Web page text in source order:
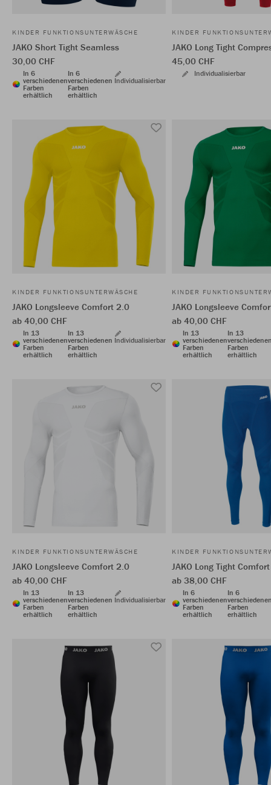
KINDER FUNKTIONSUNTERWÄSCHE
JAKO Short Tight Seamless
30,00 CHF
In 6
verschiedenen
Farben
erhältlich
In 6
verschiedenen
Farben
erhältlich
Individualisierbar
KINDER
JAKO Long Tight
45,00 CHF
Individualisierbar
KINDER FUNKTIONSUNTERWÄSCHE
JAKO Longsleeve Comfort 2.0
ab 40,00 CHF
In 13
verschiedenen
Farben
erhältlich
In 13
verschiedenen
Farben
erhältlich
Individualisierbar
KINDER
JAKO Longsleeve
ab 40,00 CHF
In 13
verschiedenen
Farben
erhältlich
In 13
Farben
erhältlich
KINDER FUNKTIONSUNTERWÄSCHE
JAKO Longsleeve Comfort 2.0
ab 40,00 CHF
In 13
verschiedenen
Farben
erhältlich
In 13
verschiedenen
Farben
erhältlich
Individualisierbar
KINDER
JAKO Long Tight
ab 38,00 CHF
In 6
verschiedenen
Farben
erhältlich
In 6
Farben
erhältlich